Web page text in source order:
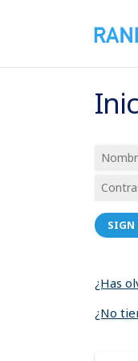
SIGN
¿Has
¿No